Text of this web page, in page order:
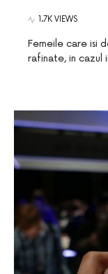
1.7K VIEWS
Femeile care isi
rafinate, in cazul